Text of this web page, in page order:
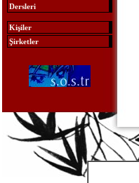
Dersleri
Kişiler
Şirketler